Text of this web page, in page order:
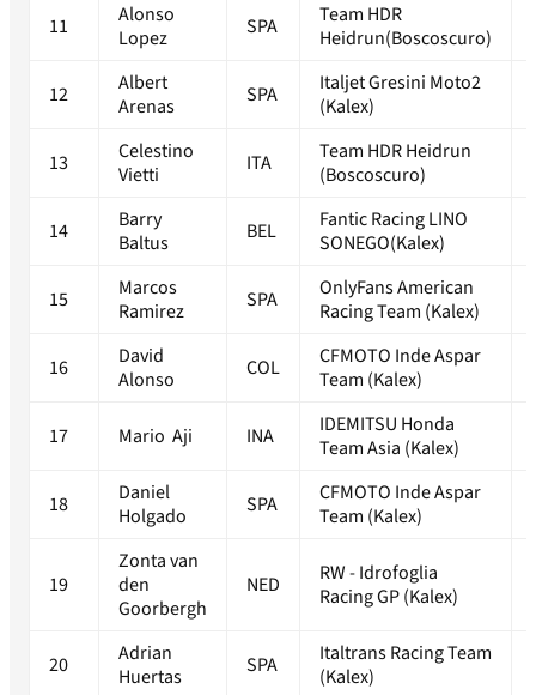
11
Alonso
Lopez
SPA
Team HDR
Heidrun(Boscoscuro)
12
Albert
Arenas
SPA
Italjet Gresini Moto2
(Kalex)
13
Celestino
Vietti
ITA
Team HDR Heidrun
(Boscoscuro)
14
Barry
Baltus
BEL
Fantic Racing LINO
SONEGO(Kalex)
15
Marcos
Ramirez
SPA
OnlyFans American
Racing Team (Kalex)
16
David
Alonso
COL
CFMOTO Inde Aspar
Team (Kalex)
17 Mario Aji INA
IDEMITSU Honda
Team Asia (Kalex)
18
Daniel
Holgado
SPA
CFMOTO Inde Aspar
Team (Kalex)
19
Zonta van
den
Goorbergh
NED
RW - Idrofoglia
Racing GP (Kalex)
20
Adrian
Huertas
SPA
Italtrans Racing Team
(Kalex)